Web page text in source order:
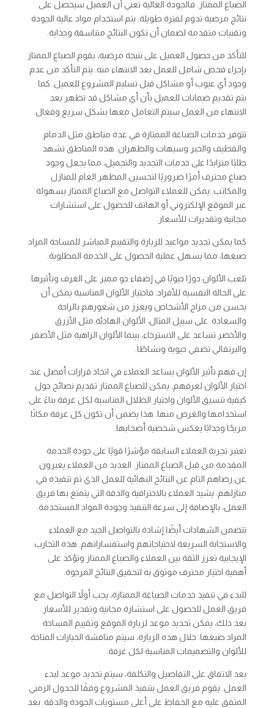
الصباغ الممتاز. فالجودة العالية تعني أن العميل سيحصل على
نتائج مرضية تدوم لفترة طويلة. يتم استخدام مواد عالية الجودة
وتقنيات متقدمة لضمان أن تكون النتائج متناسقة وجذابة.
للتأكد من حصول العميل على نتيجة مرضية، يقوم الصباغ الممتاز
بإجراء فحص شامل للعمل بعد الانتهاء منه. يتم التأكد من عدم
وجود أي عيوب أو مشاكل قبل تسليم المشروع للعميل. كما
يتم تقديم ضمانات للعميل بأن أي مشاكل قد تظهر بعد
الانتهاء من العمل سيتم التعامل معها بشكل سريع وفعال.
تتوفر خدمات الصباغة الممتازة في عدة مناطق مثل الدمام
والقطيف والخبر وسيهات والظهران. هذه المناطق تشهد
طلبًا متزايدًا على خدمات التجديد والتجميل، مما يجعل وجود
صباغ محترف أمرًا ضروريًا لتحسين المظهر العام للمنازل
والمكاتب. يمكن للعملاء التواصل مع الصباغ الممتاز بسهولة
عبر الموقع الإلكتروني أو الهاتف للحصول على استشارات
مجانية وتقديرات للأسعار.
كما يمكن تحديد مواعيد للزيارة والتقييم المباشر للمساحة المراد
صبغها، مما يسهل عملية الحصول على الخدمة المطلوبة.
تلعب الألوان دورًا حيويًا في إضفاء جو مميز على الغرف وتأثيرها
على الحالة النفسية للأفراد. فاختيار الألوان المناسبة يمكن أن
يحسن من مزاج الأشخاص ويعزز من شعورهم بالراحة
والسعادة. على سبيل المثال، الألوان الهادئة مثل الأزرق
والأخضر تساعد على الاسترخاء، بينما الألوان الزاهية مثل الأصفر
والبرتقالي تضفي حيوية ونشاطًا.
إن فهم تأثير الألوان يساعد العملاء في اتخاذ قرارات أفضل عند
اختيار الألوان لغرفهم. يمكن للصباغ الممتاز تقديم نصائح حول
كيفية تنسيق الألوان واختيار الظلال المناسبة لكل غرفة بناءً على
استخدامها والغرض منها. هذا يضمن أن تكون كل غرفة مكانًا
مريحًا وجذابًا يعكس شخصية أصحابها.
تعتبر تجربة العملاء السابقة مؤشرًا قويًا على جودة الخدمة
المقدمة من قبل الصباغ الممتاز. العديد من العملاء يعبرون
عن رضاهم التام عن النتائج النهائية للعمل الذي تم تنفيذه في
منازلهم. يشيد العملاء بالاحترافية والدقة التي يتمتع بها فريق
العمل، بالإضافة إلى سرعة التنفيذ وجودة المواد المستخدمة.
تتضمن الشهادات أيضًا إشادة بالتواصل الجيد مع العملاء
والاستجابة السريعة لاحتياجاتهم واستفساراتهم. هذه التجارب
الإيجابية تعزز الثقة بين العملاء والصباغ الممتاز وتؤكد على
أهمية اختيار محترف موثوق به لتحقيق النتائج المرجوة.
للبدء في تنفيذ خدمات الصباغة الممتازة، يجب أولاً التواصل مع
فريق العمل للحصول على استشارة مجانية وتقدير للأسعار.
بعد ذلك، يمكن تحديد موعد لزيارة الموقع وتقييم المساحة
المراد صبغها. خلال هذه الزيارة، سيتم مناقشة الخيارات المتاحة
للألوان والتصميمات المناسبة لكل غرفة.
بعد الاتفاق على التفاصيل والتكلفة، سيتم تحديد موعد لبدء
العمل. يقوم فريق العمل بتنفيذ المشروع وفقًا للجدول الزمني
المتفق عليه مع الحفاظ على أعلى مستويات الجودة والدقة. بعد